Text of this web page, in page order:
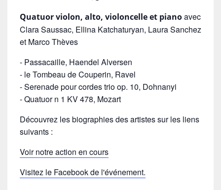
Quatuor violon, alto, violoncelle et pianoavec
Clara Saussac, Ellina Katchaturyan, Laura Sanchez
et Marco Thèves
- Passacaille, Haendel Alversen
- le Tombeau de Couperin, Ravel
- Serenade pour cordes trio op. 10, Dohnanyi
- Quatuor n 1 KV 478, Mozart
Découvrez les biographies des artistes sur les liens
suivants :
Voir notre action en cours
Visitez le Facebook de l'événement.